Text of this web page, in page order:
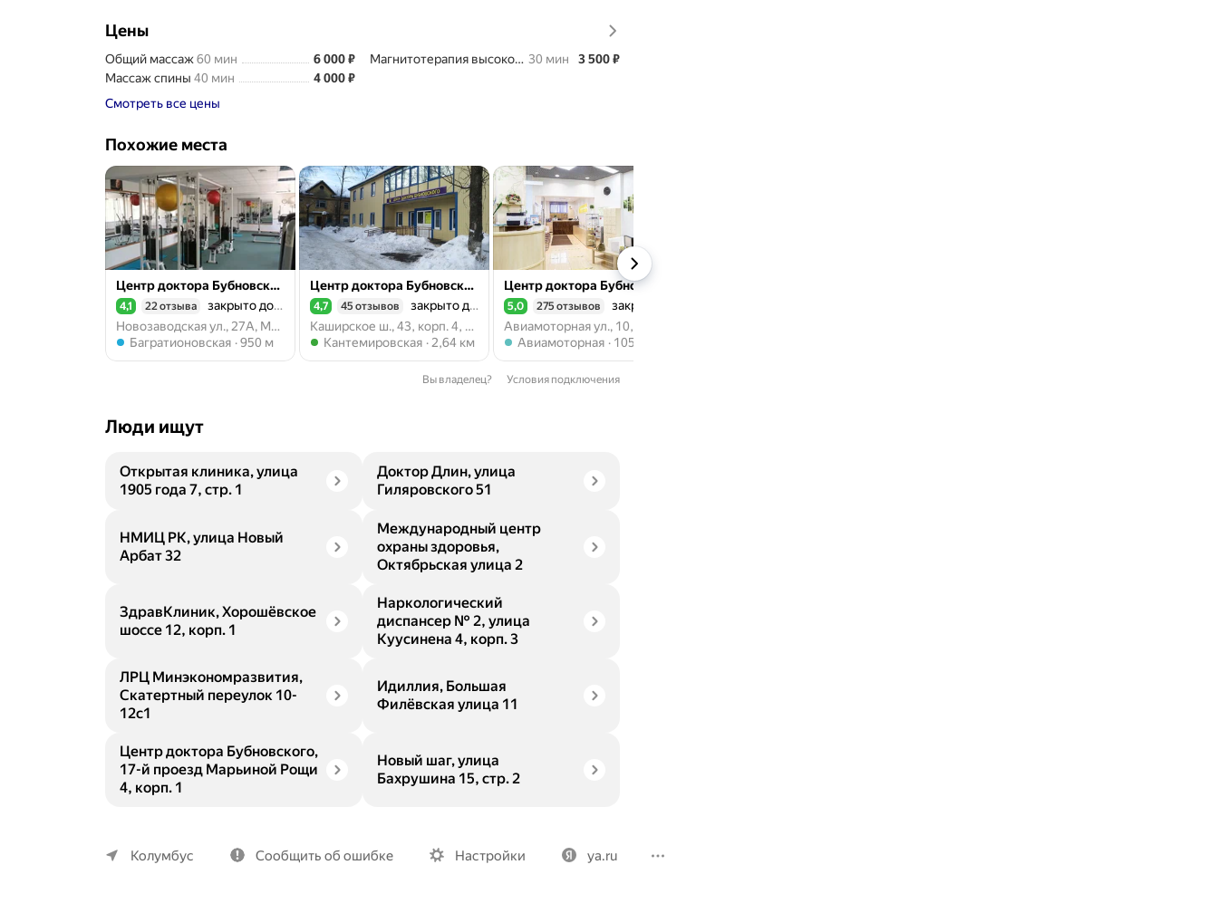
Цены
Общий массаж60 мин Цена
6000
6 000₽
Массаж спины 40 мин Цена
4000
4 000₽
Магнитотерапия высокоинтенсивная SIS
30 мин Цена
3500
3 500₽
Смотреть все цены
Похожие места
Центр доктора Бубновского
Рейтинг 4,1 из 5
4,1 22 отзыва
закрыто до 09:00
Новозаводская ул., 27А, Москва
Метро Багратионовская
Багратионовская 950 м
Центр доктора Бубновского
Рейтинг 4,7 из 5
4,7 45 отзывов
закрыто до 09:00
Каширское ш., 43, корп. 4, Москва
Метро Кантемировская
Кантемировская 2,64 км
Рейтинг 5,0 из 5
5,0 275 отзывов
закрыто до 08:00
Метро Авиамоторная
Авиамоторная 105 м
Вы владелец? Условия подключения
Люди ищут
Открытая клиника, улица
1905 года 7, стр. 1
Доктор Длин, улица
Гиляровского 51
НМИЦ РК, улица Новый
Арбат 32
Международный центр
охраны здоровья,
Октябрьская улица 2
ЗдравКлиник, Хорошёвское
шоссе 12, корп. 1
Наркологический
диспансер № 2, улица
Куусинена 4, корп. 3
ЛРЦ Минэкономразвития,
Скатертный переулок 10-
12с1
Идиллия, Большая
Филёвская улица 11
Центр доктора Бубновского,
17-й проезд Марьиной Рощи
4, корп. 1
Новый шаг, улица
Бахрушина 15, стр. 2
Колумбус Сообщить об ошибке Настройки ya.ru